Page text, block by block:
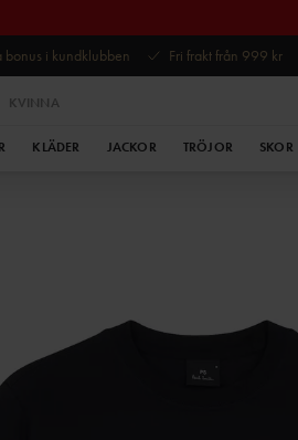
bonus i kundklubben Fri frakt från 999 kr
KVINNA
KLÄDER JACKOR TRÖJOR SKOR